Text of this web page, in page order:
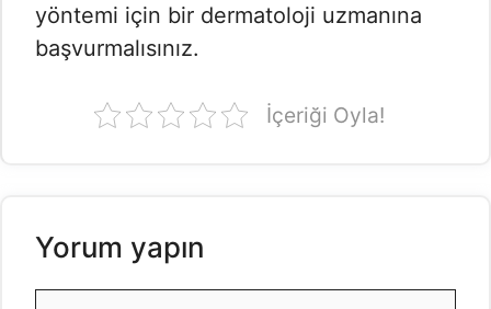
yöntemi için bir dermatoloji uzmanına
başvurmalısınız.
İçeriği Oyla!
Yorum yapın